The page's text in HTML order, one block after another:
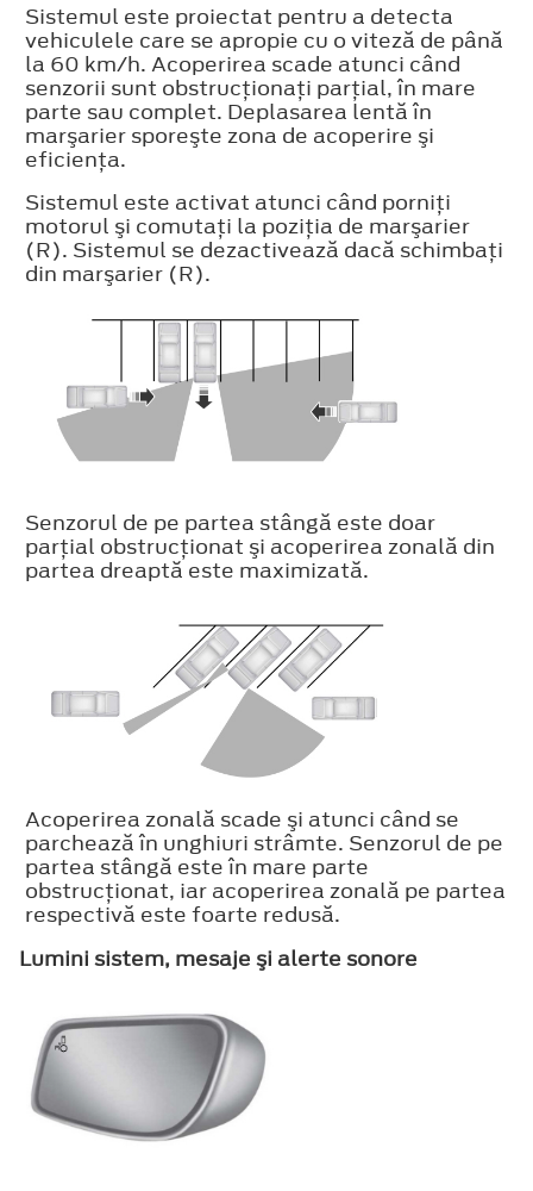
Sistemul este proiectat pentru a detecta
vehiculele care se apropie cu o viteză de până
la 60 km/h. Acoperirea scade atunci când
senzorii sunt obstrucţionaţi parţial, în mare
parte sau complet. Deplasarea lentă în
marşarier sporeşte zona de acoperire şi
eficienţa.
Sistemul este activat atunci când porniţi
motorul şi comutaţi la poziţia de marşarier
(R). Sistemul se dezactivează dacă schimbaţi
din marşarier (R).
Senzorul de pe partea stângă este doar
parţial obstrucţionat şi acoperirea zonală din
partea dreaptă este maximizată.
Acoperirea zonală scade şi atunci când se
parchează în unghiuri strâmte. Senzorul de pe
partea stângă este în mare parte
obstrucţionat, iar acoperirea zonală pe partea
respectivă este foarte redusă.
Lumini sistem, mesaje şi alerte sonore